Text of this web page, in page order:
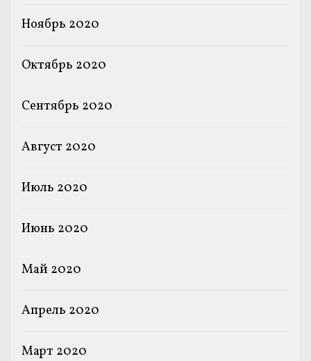
Ноябрь 2020
Октябрь 2020
Сентябрь 2020
Август 2020
Июль 2020
Июнь 2020
Май 2020
Апрель 2020
Март 2020